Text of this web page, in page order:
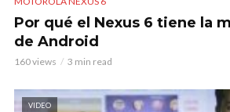
Por qué el Nexus 6 tiene la
de Android
160 views 3 min read
VIDEO